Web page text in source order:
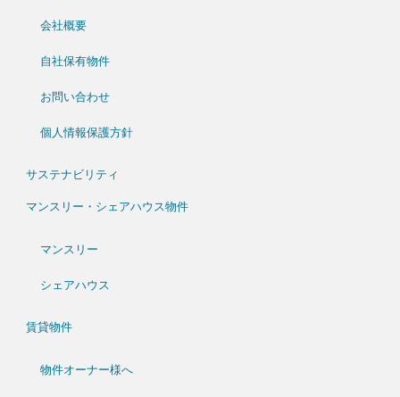
会社概要
自社保有物件
お問い合わせ
個人情報保護方針
サステナビリティ
マンスリー・シェアハウス物件
マンスリー
シェアハウス
賃貸物件
物件オーナー様へ